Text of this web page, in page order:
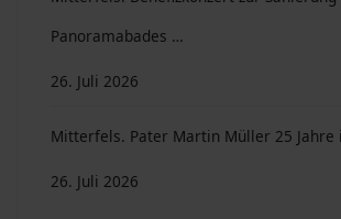
Panoramabades …
26. Juli 2026
Mitterfels. Pater Martin Müller 25 Jahre
26. Juli 2026